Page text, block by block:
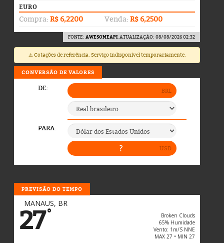
EURO
Compra: R$ 6,2200 Venda: R$ 6,2500
FONTE: AWESOMEAPI. ATUALIZAÇÃO: 08/08/2026 02:32
⚠️ Cotações de referência. Serviço indisponível temporariamente.
CONVERSÃO DE VALORES
PREVISÃO DO TEMPO
MANAUS, BR
27°
Broken Clouds
65% Humidade
Vento: 1m/s NNE
MAX 27 • MIN 27